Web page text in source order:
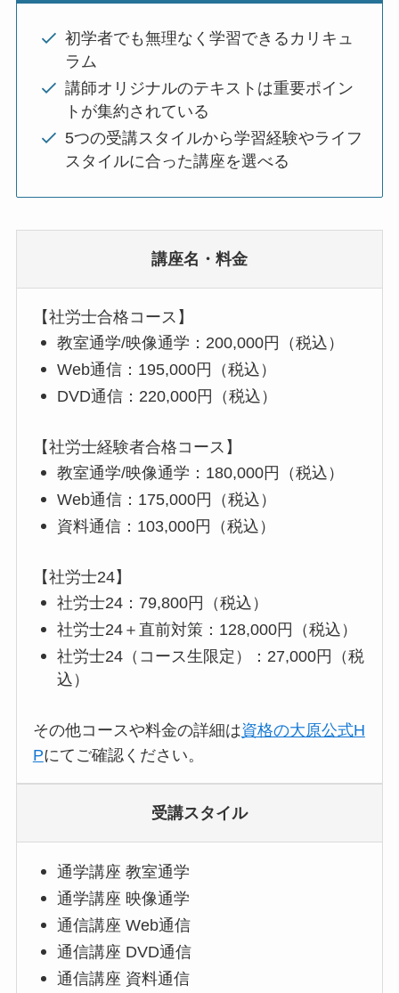
初学者でも無理なく学習できるカリキュ
ラム
講師オリジナルのテキストは重要ポイン
トが集約されている
5つの受講スタイルから学習経験やライフ
スタイルに合った講座を選べる
講座名・料金
【社労士合格コース】
教室通学/映像通学：200,000円 （税込）
Web通信：195,000円（税込）
DVD通信：220,000円 （税込）
【社労士経験者合格コース】
教室通学/映像通学：180,000円（税込）
Web通信：175,000円（税込）
資料通信：103,000円（税込）
【社労士24】
社労士24：79,800円（税込）
社労士24＋直前対策：128,000円（税込）
社労士24（コース生限定）：27,000円（税
込）
その他コースや料金の詳細は資格の大原公式H
Pにてご確認ください。
受講スタイル
通学講座 教室通学
通学講座 映像通学
通信講座 Web通信
通信講座 DVD通信
通信講座 資料通信